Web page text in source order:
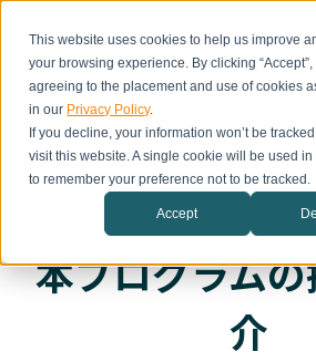
This website uses cookies to help us improve
your browsing experience. By clicking “Accept”,
agreeing to the placement and use of cookies
in our Privacy Policy.
If you decline, your information won’t be
visit this website. A single cookie will be used
to remember your preference not to be tracked.
Accept
本プログラム
介